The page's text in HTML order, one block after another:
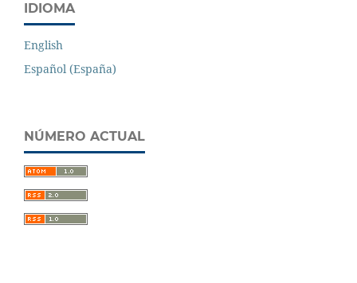
IDIOMA
English
Español (España)
NÚMERO ACTUAL